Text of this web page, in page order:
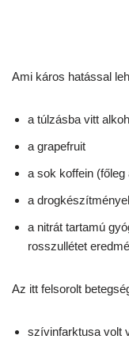
Ami káros hatással
a túlzásba vitt
a grapefruit
a sok koffein (főleg
a
a nitrát tartamú
rosszullétet
Az itt felsorolt
szívinfarktusa volt